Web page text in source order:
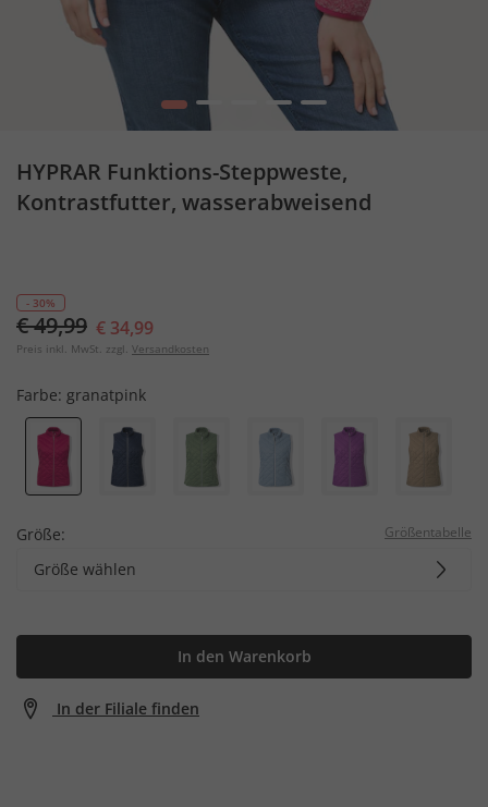
1 2 4 5
HYPRAR Funktions-Steppweste,
Kontrastfutter, wasserabweisend
- 30%
€ 49,99 € 34,99
Preis inkl. MwSt. zzgl. Versandkosten
Farbe: granatpink
Größe: Größentabelle
Größe wählen
In den Warenkorb
In der Filiale finden